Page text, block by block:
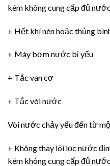
kém không cung cấp đủ
+ Hết khí nén hoặc thủng
+ Máy bơm nước bị yếu
+ Tắc van cơ
+ Tắc vòi nước
Vòi nước chảy yếu đến từ
+ Không thay lõi lọc nước
kém không cung cấp đủ